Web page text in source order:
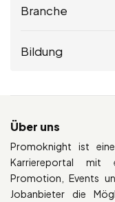
Branche
Bildung
Über uns
Promoknight ist
Karriereportal mit
Promotion, Events
Jobanbieter die